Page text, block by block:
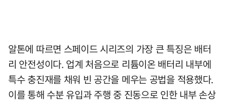
알톤에 따르면 스페이드 시리즈의 가장 큰 특징은 배터
리 안전성이다. 업계 처음으로 리튬이온 배터리 내부에
특수 충진재를 채워 빈 공간을 메우는 공법을 적용했다.
이를 통해 수분 유입과 주행 중 진동으로 인한 내부 손상